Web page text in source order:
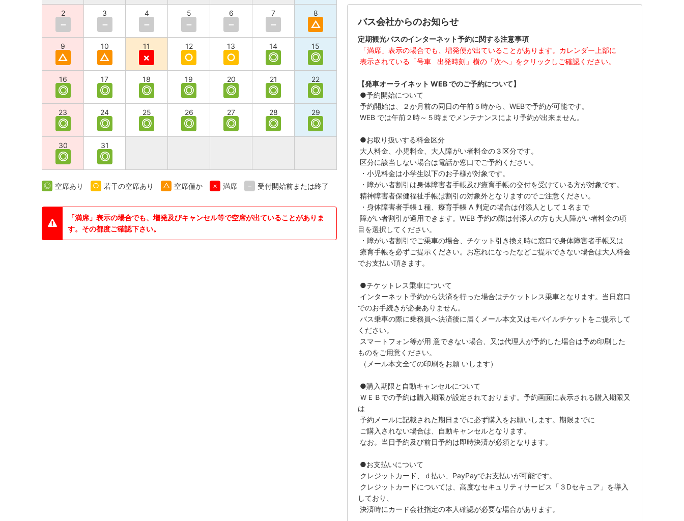
2
－
3
－
4
－
5
－
6
－
7
－
8
△
9
△
10
△
11
×
12
○
13
○
14
◎
15
◎
16
◎
17
◎
18
◎
19
◎
20
◎
21
◎
22
◎
23
◎
24
◎
25
◎
26
◎
27
◎
28
◎
29
◎
30
◎
31
◎
◎ 空席あり ○ 若干の空席あり △ 空席僅か × 満席 受付開始前または終了
「満席」表示の場合でも、増発及びキャンセル等で空席が出ていることがありま
す。その都度ご確認下さい。
バス会社からのお知らせ
定期観光バスのインターネット予約に関する注意事項
「満席」表示の場合でも、増発便が出ていることがあります。カレンダー上部に
表示されている「号車 出発時刻」横の「次へ」をクリックしご確認ください。
【発車オーライネット WEB でのご予約について】
●予約開始について
予約開始は、２か月前の同日の午前５時から、WEBで予約が可能です。
WEB では午前２時～５時までメンテナンスにより予約が出来ません。
●お取り扱いする料金区分
大人料金、小児料金、大人障がい者料金の３区分です。
区分に該当しない場合は電話か窓口でご予約ください。
・小児料金は小学生以下のお子様が対象です。
・障がい者割引は身体障害者手帳及び療育手帳の交付を受けている方が対象です。
精神障害者保健福祉手帳は割引の対象外となりますのでご注意ください。
・身体障害者手帳１種、療育手帳 A 判定の場合は付添人として１名まで
障がい者割引が適用できます。WEB 予約の際は付添人の方も大人障がい者料金の項
目を選択してください。
・障がい者割引でご乗車の場合、チケット引き換え時に窓口で身体障害者手帳又は
療育手帳を必ずご提示ください。お忘れになったなどご提示できない場合は大人料金
でお支払い頂きます。
●チケットレス乗車について
インターネット予約から決済を行った場合はチケットレス乗車となります。当日窓口
でのお手続きが必要ありません。
バス乗車の際に乗務員へ決済後に届くメール本文又はモバイルチケットをご提示して
ください。
スマートフォン等が用 意できない場合、又は代理人が予約した場合は予め印刷した
ものをご用意ください。
（メール本文全ての印刷をお願 いします）
●購入期限と自動キャンセルについて
ＷＥＢでの予約は購入期限が設定されております。予約画面に表示される購入期限又
は
予約メールに記載された期日までに必ず購入をお願いします。期限までに
ご購入されない場合は、自動キャンセルとなります。
なお。当日予約及び前日予約は即時決済が必須となります。
●お支払いについて
クレジットカード、ｄ払い、PayPayでお支払いが可能です。
クレジットカードについては、高度なセキュリティサービス「３Dセキュア」を導入
しており、
決済時にカード会社指定の本人確認が必要な場合があります。